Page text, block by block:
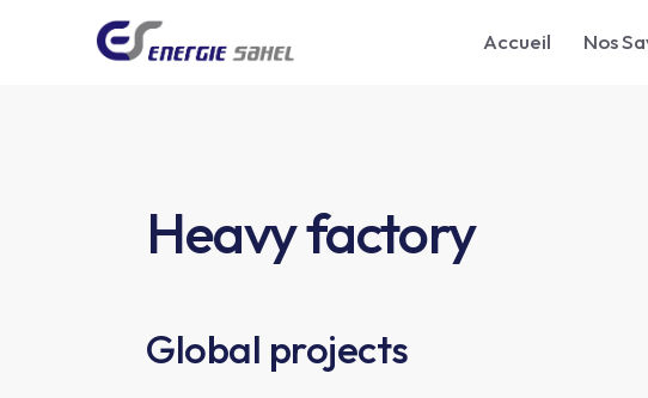
Accueil Nos
Heavy factory
Global projects